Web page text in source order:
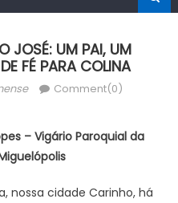
JOSÉ: UM PAI, UM
FÉ PARA COLINA
Comment(0)
– Vigário Paroquial da
nossa cidade Carinho, há